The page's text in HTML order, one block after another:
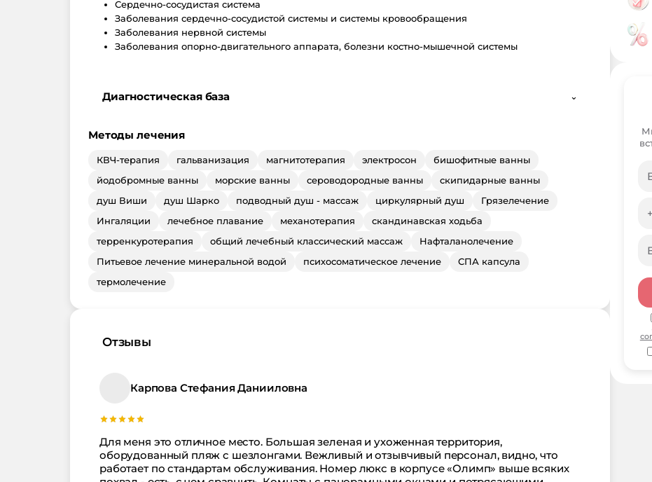
Сердечно-сосудистая система
Заболевания сердечно-сосудистой системы и системы кровообращения
Заболевания нервной системы
Заболевания опорно-двигательного аппарата, болезни костно-мышечной системы
Диагностическая база ⌄
Методы лечения
КВЧ-терапия гальванизация магнитотерапия электросон
бишофитные ванны
йодобромные ванны
морские ванны сероводородные ванны
скипидарные ванны
душ Виши
душ Шарко подводный душ - массаж циркулярный душ
Грязелечение
Ингаляции
лечебное плавание механотерапия
скандинавская ходьба
терренкуротерапия
общий лечебный классический массаж
Нафталанолечение
Питьевое лечение минеральной водой
психосоматическое лечение
СПА капсула
термолечение
Отзывы
Карпова Стефания Данииловна
Для меня это отличное место. Большая зеленая и ухоженная территория,
оборудованный пляж с шезлонгами. Вежливый и отзывчивый персонал, видно, что
работает по стандартам обслуживания. Номер люкс в корпусе «Олимп» выше всяких